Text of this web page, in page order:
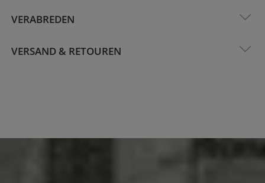
VERABREDEN
VERSAND & RETOUREN